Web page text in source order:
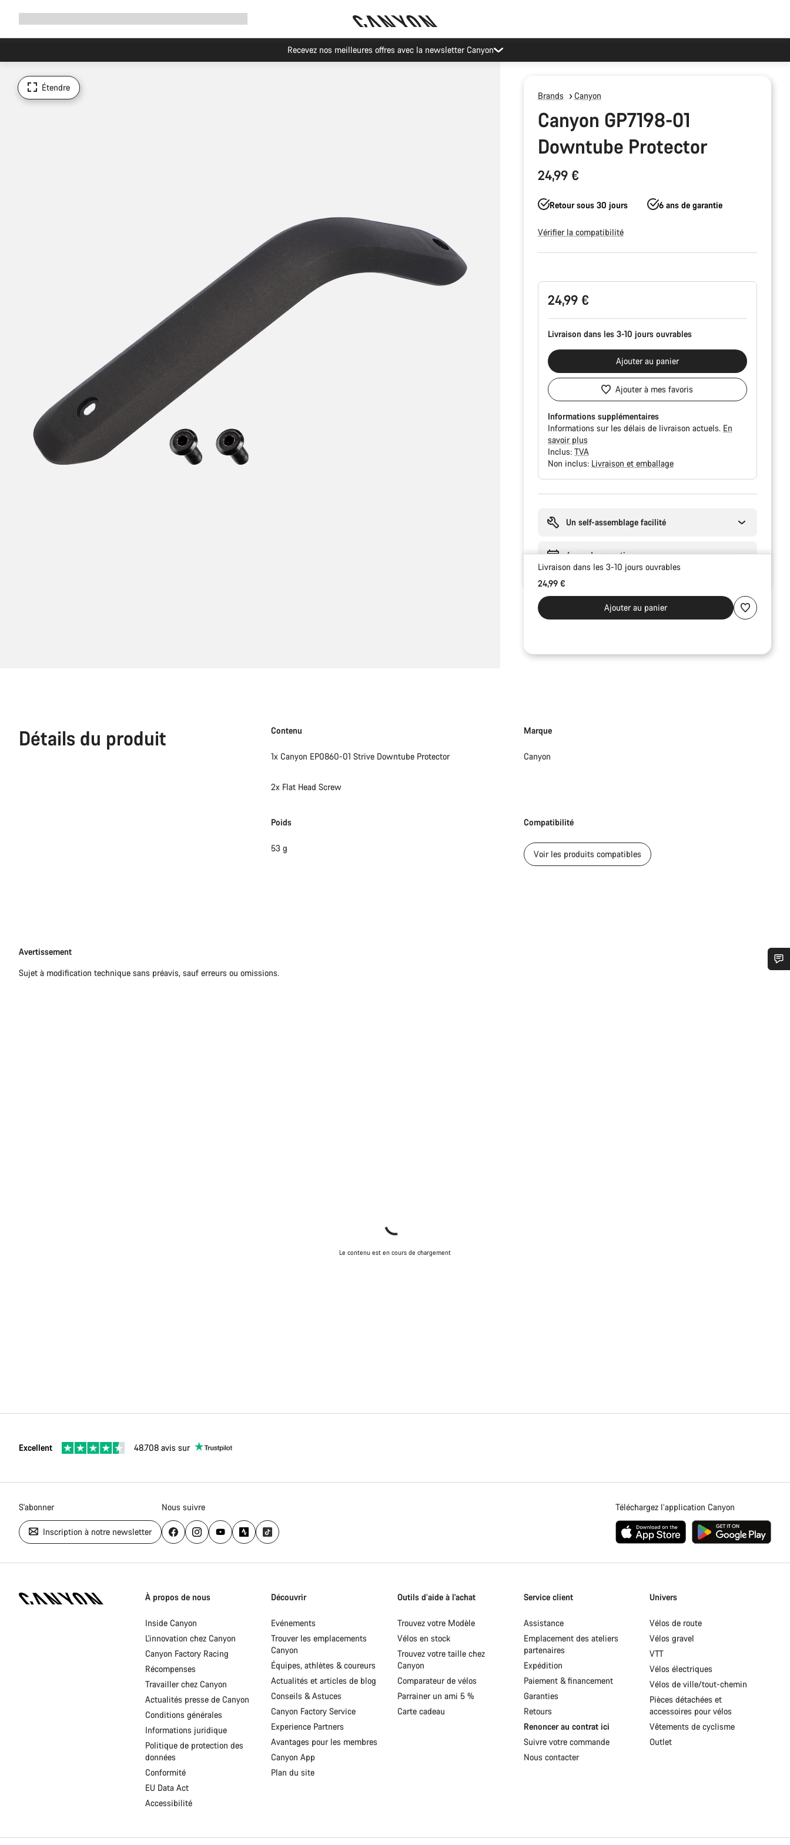
navigation
Recevez nos meilleures offres avec la newsletter Canyon
Étendre
Brands Canyon
Canyon GP7198-01
Downtube Protector
24,99 €
Retour sous 30 jours 6 ans de garantie
Vérifier la compatibilité
produit
24,99 €
Livraison dans les 3-10 jours ouvrables
Ajouter au panier
Ajouter à mes favoris
Informations supplémentaires
Informations sur les délais de livraison actuels. En
savoir plus
Inclus: TVA
Non inclus: Livraison et emballage
Un self-assemblage facilité
6 ans de garantie
Livraison dans les 3-10 jours ouvrables
24,99 €
Ajouter au panier
Détails du produit Contenu
1x Canyon EP0860-01 Strive Downtube Protector
2x Flat Head Screw
Marque
Canyon
Poids
53 g
Compatibilité
Voir les produits compatibles
Avertissement
Avertissement
Sujet à modification technique sans préavis, sauf erreurs ou omissions.
Le contenu est en cours de chargement
Excellent 48.708 avis sur
S'abonner
Inscription à notre newsletter
Nous suivre Téléchargez l’application Canyon
d'accueil
Canyon
-
Pied
de
page
Canyon
À propos de nous
Inside Canyon
L'innovation chez Canyon
Canyon Factory Racing
Récompenses
Travailler chez Canyon
Actualités presse de Canyon
Conditions générales
Informations juridique
Politique de protection des
données
Conformité
EU Data Act
Accessibilité
Découvrir
Evénements
Trouver les emplacements
Canyon
Équipes, athlètes & coureurs
Actualités et articles de blog
Conseils & Astuces
Canyon Factory Service
Experience Partners
Avantages pour les membres
Canyon App
Plan du site
Outils d’aide à l'achat
Trouvez votre Modèle
Vélos en stock
Trouvez votre taille chez
Canyon
Comparateur de vélos
Parrainer un ami 5 %
Carte cadeau
Service client
Assistance
Emplacement des ateliers
partenaires
Expédition
Paiement & financement
Garanties
Retours
Renoncer au contrat ici
Suivre votre commande
Nous contacter
Univers
Vélos de route
Vélos gravel
VTT
Vélos électriques
Vélos de ville/tout-chemin
Pièces détachées et
accessoires pour vélos
Vêtements de cyclisme
Outlet